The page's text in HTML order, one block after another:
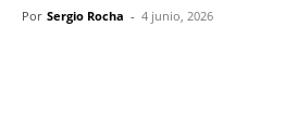
Por Sergio Rocha - 4 junio, 2026